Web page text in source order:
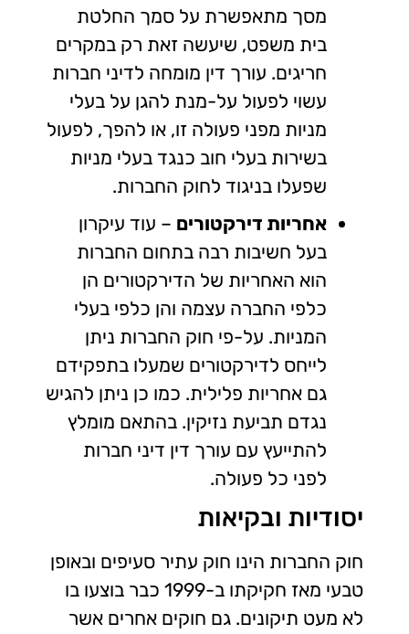
מסך מתאפשרת על סמך החלטת
בית משפט, שיעשה זאת רק במקרים
חריגים. עורך דין מומחה לדיני חברות
עשוי לפעול על-מנת להגן על בעלי
מניות מפני פעולה זו, או להפך, לפעול
בשירות בעלי חוב כנגד בעלי מניות
שפעלו בניגוד לחוק החברות.
אחריות דירקטורים – עוד עיקרון
בעל חשיבות רבה בתחום החברות
הוא האחריות של הדירקטורים הן
כלפי החברה עצמה והן כלפי בעלי
המניות. על-פי חוק החברות ניתן
לייחס לדירקטורים שמעלו בתפקידם
גם אחריות פלילית. כמו כן ניתן להגיש
נגדם תביעת נזיקין. בהתאם מומלץ
להתייעץ עם עורך דין דיני חברות
לפני כל פעולה.
יסודיות ובקיאות
חוק החברות הינו חוק עתיר סעיפים ובאופן
טבעי מאז חקיקתו ב-1999 כבר בוצעו בו
לא מעט תיקונים. גם חוקים אחרים אשר